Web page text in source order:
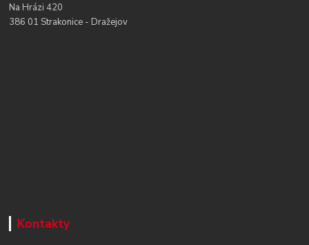
Na Hrázi 420
386 01 Strakonice - Dražejov
Kontakty